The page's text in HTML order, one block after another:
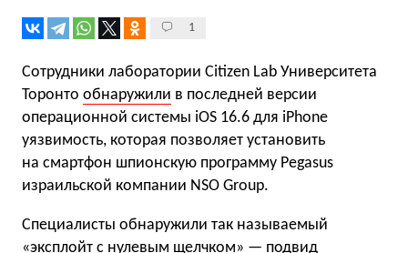
1
Сотрудники лаборатории Citizen Lab Университета
Торонто обнаружили в последней версии
операционной системы iOS 16.6 для iPhone
уязвимость, которая позволяет установить
на смартфон шпионскую программу Pegasus
израильской компании NSO Group.
Специалисты обнаружили так называемый
«эксплойт с нулевым щелчком» — подвид